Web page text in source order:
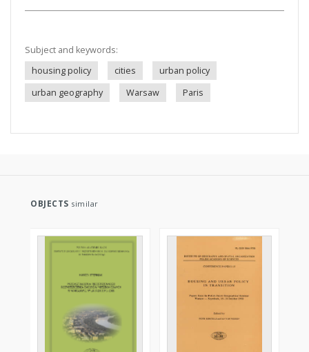
Subject and keywords:
housing policy
cities
urban policy
urban geography
Warsaw Paris
OBJECTS similar